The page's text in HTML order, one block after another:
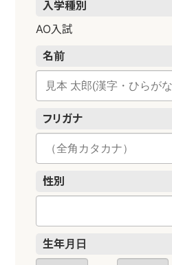
入学種別
AO入試
名前
フリガナ
性別
生年月日